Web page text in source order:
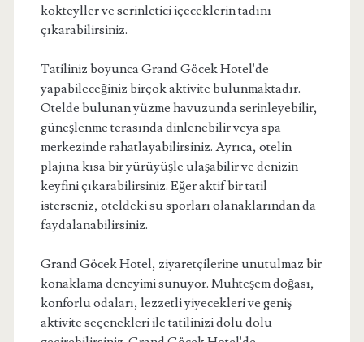
kokteyller ve serinletici içeceklerin tadını
çıkarabilirsiniz.
Tatiliniz boyunca Grand Göcek Hotel'de
yapabileceğiniz birçok aktivite bulunmaktadır.
Otelde bulunan yüzme havuzunda serinleyebilir,
güneşlenme terasında dinlenebilir veya spa
merkezinde rahatlayabilirsiniz. Ayrıca, otelin
plajına kısa bir yürüyüşle ulaşabilir ve denizin
keyfini çıkarabilirsiniz. Eğer aktif bir tatil
isterseniz, oteldeki su sporları olanaklarından da
faydalanabilirsiniz.
Grand Göcek Hotel, ziyaretçilerine unutulmaz bir
konaklama deneyimi sunuyor. Muhteşem doğası,
konforlu odaları, lezzetli yiyecekleri ve geniş
aktivite seçenekleri ile tatilinizi dolu dolu